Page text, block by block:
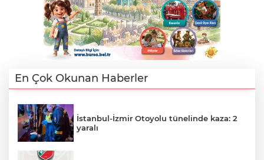
En Çok Okunan Haberler
İstanbul-İzmir Otoyolu tünelinde kaza: 2
yaralı